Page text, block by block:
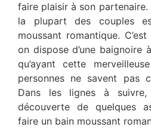
faire plaisir à son
la plupart des couples
moussant romantique.
on dispose d’une baignoire
qu’ayant cette
personnes ne savent pas
Dans les lignes à
découverte de quelques
faire un bain moussant